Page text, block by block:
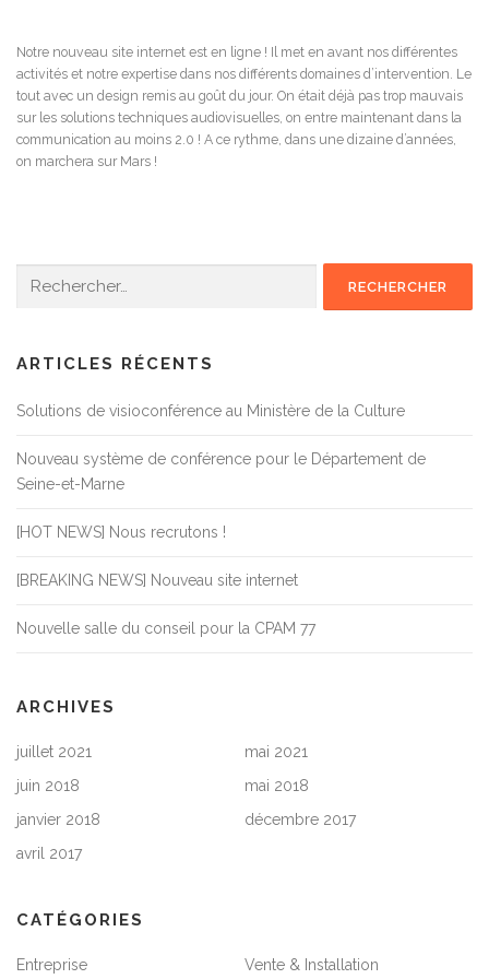
Notre nouveau site internet est en ligne ! Il met en avant nos différentes
activités et notre expertise dans nos différents domaines d’intervention. Le
tout avec un design remis au goût du jour. On était déjà pas trop mauvais
sur les solutions techniques audiovisuelles, on entre maintenant dans la
communication au moins 2.0 ! A ce rythme, dans une dizaine d’années,
on marchera sur Mars !
ARTICLES RÉCENTS
Solutions de visioconférence au Ministère de la Culture
Nouveau système de conférence pour le Département de
Seine-et-Marne
[HOT NEWS] Nous recrutons !
[BREAKING NEWS] Nouveau site internet
Nouvelle salle du conseil pour la CPAM 77
ARCHIVES
juillet 2021
mai 2021
juin 2018
mai 2018
janvier 2018
décembre 2017
avril 2017
CATÉGORIES
Entreprise Vente & Installation